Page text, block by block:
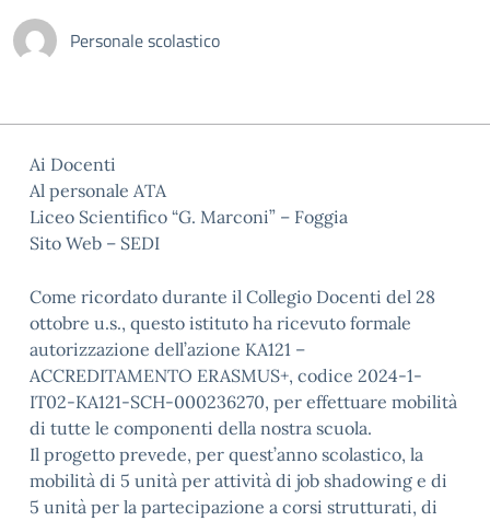
Personale scolastico
Ai Docenti
Al personale ATA
Liceo Scientifico “G. Marconi” – Foggia
Sito Web – SEDI
Come ricordato durante il Collegio Docenti del 28
ottobre u.s., questo istituto ha ricevuto formale
autorizzazione dell’azione KA121 –
ACCREDITAMENTO ERASMUS+, codice 2024-1-
IT02-KA121-SCH-000236270, per effettuare mobilità
di tutte le componenti della nostra scuola.
Il progetto prevede, per quest’anno scolastico, la
mobilità di 5 unità per attività di job shadowing e di
5 unità per la partecipazione a corsi strutturati, di